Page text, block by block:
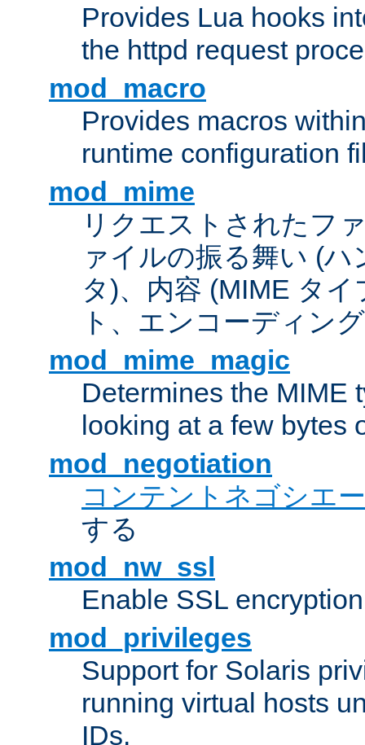
Provides Lua hooks
the httpd request
mod_macro
Provides macros
runtime configuration
mod_mime
リクエストされたフ
ァイルの振る舞い (
タ)、内容 (MIME タ
ト、エンコーディン
mod_mime_magic
Determines the MIME
looking at a few bytes
mod_negotiation
コンテントネゴシエ
する
mod_nw_ssl
Enable SSL
mod_privileges
Support for Solaris
running virtual hosts
IDs.